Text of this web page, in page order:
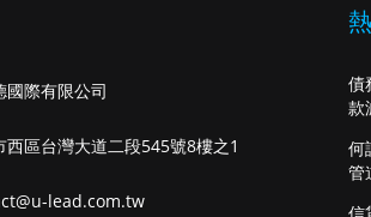
國際有限公司
西區台灣大道二段545號8樓之1
lead.com.tw
債
款
何
管